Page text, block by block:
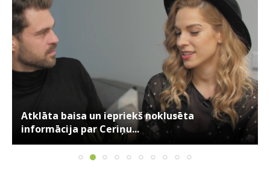
Atklāta baisa un iepriekš noklusēta
informācija par Ceriņu...